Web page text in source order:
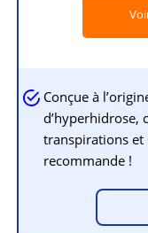
Conçue à
d’hyperhidrose,
transpirations et
recommande !